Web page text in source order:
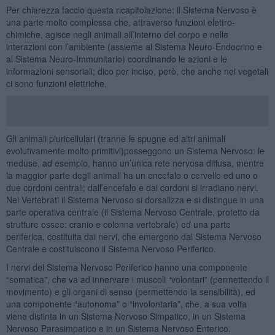
Per chiarezza faccio questa ricapitolazione: il Sistema Nervoso è
una parte molto complessa che, attraverso funzioni elettro-
chimiche, agisce negli animali all’interno del corpo e nelle
interazioni con l’ambiente (assieme al Sistema Neuro-Endocrino e
al Sistema Neuro-Immunitario) coordinando le azioni e le
informazioni sensoriali; dico per inciso, però, che anche nei vegetali
ci sono funzioni elettriche.
Gli animali pluricellulari (tranne le spugne ed altri animali
evolutivamente molto primitivi)posseggono un Sistema Nervoso: le
meduse, ad esempio, hanno un’unica rete nervosa diffusa, mentre
la maggior parte degli animali ha un encefalo o cervello ed uno o
due cordoni centrali; dall’encefalo e dai cordoni si irradiano nervi.
Nei Vertebrati il Sistema Nervoso si dorsalizza e si distingue in una
parte operativa centrale (il Sistema Nervoso Centrale, protetto da
strutture ossee: cranio e colonna vertebrale) ed una parte
periferica, costituita dai nervi, che emergono dal Sistema Nervoso
Centrale e costituiscono il Sistema Nervoso Periferico.
I nervi del Sistema Nervoso Periferico hanno una componente
“somatica”, che va ad innervare i muscoli “volontari” (permettendo il
movimento) e gli organi di senso (permettendo la sensibilità), ed
una componente “autonoma” o “involontaria”, che, a sua volta
viene distinta in un Sistema Nervoso Simpatico, in un Sistema
Nervoso Parasimpatico e in un Sistema Nervoso Enterico.